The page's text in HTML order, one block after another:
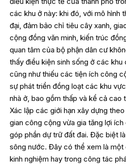
các khu ở này: khi đó, với mô hình
đại, đảm bảo chỉ tiêu cây xanh,
cộng đồng văn minh, kiến trúc
quan tâm của bộ phận dân cư
thấy điều kiện sinh sống ở các khu
cũng như thiếu các tiện ích công
sự phát triển đồng loạt các khu
nhà ở, bao gồm thấp và kể cả cao
Xác lập các giới hạn xây dựng
gian công cộng vừa gia tăng lợi
góp phần dự trữ đất đai. Đặc biệt
sông nước. Đây có thể xem là một
kinh nghiệm hay trong công tác